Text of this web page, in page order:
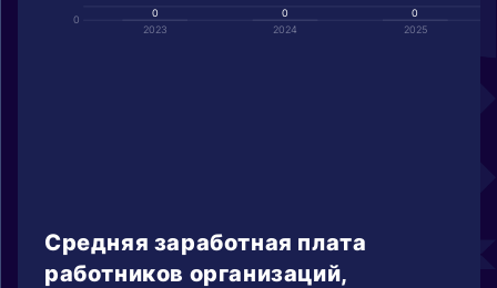
0
2023 2024 2025
0 0 0
Средняя заработная плата
работников организаций,